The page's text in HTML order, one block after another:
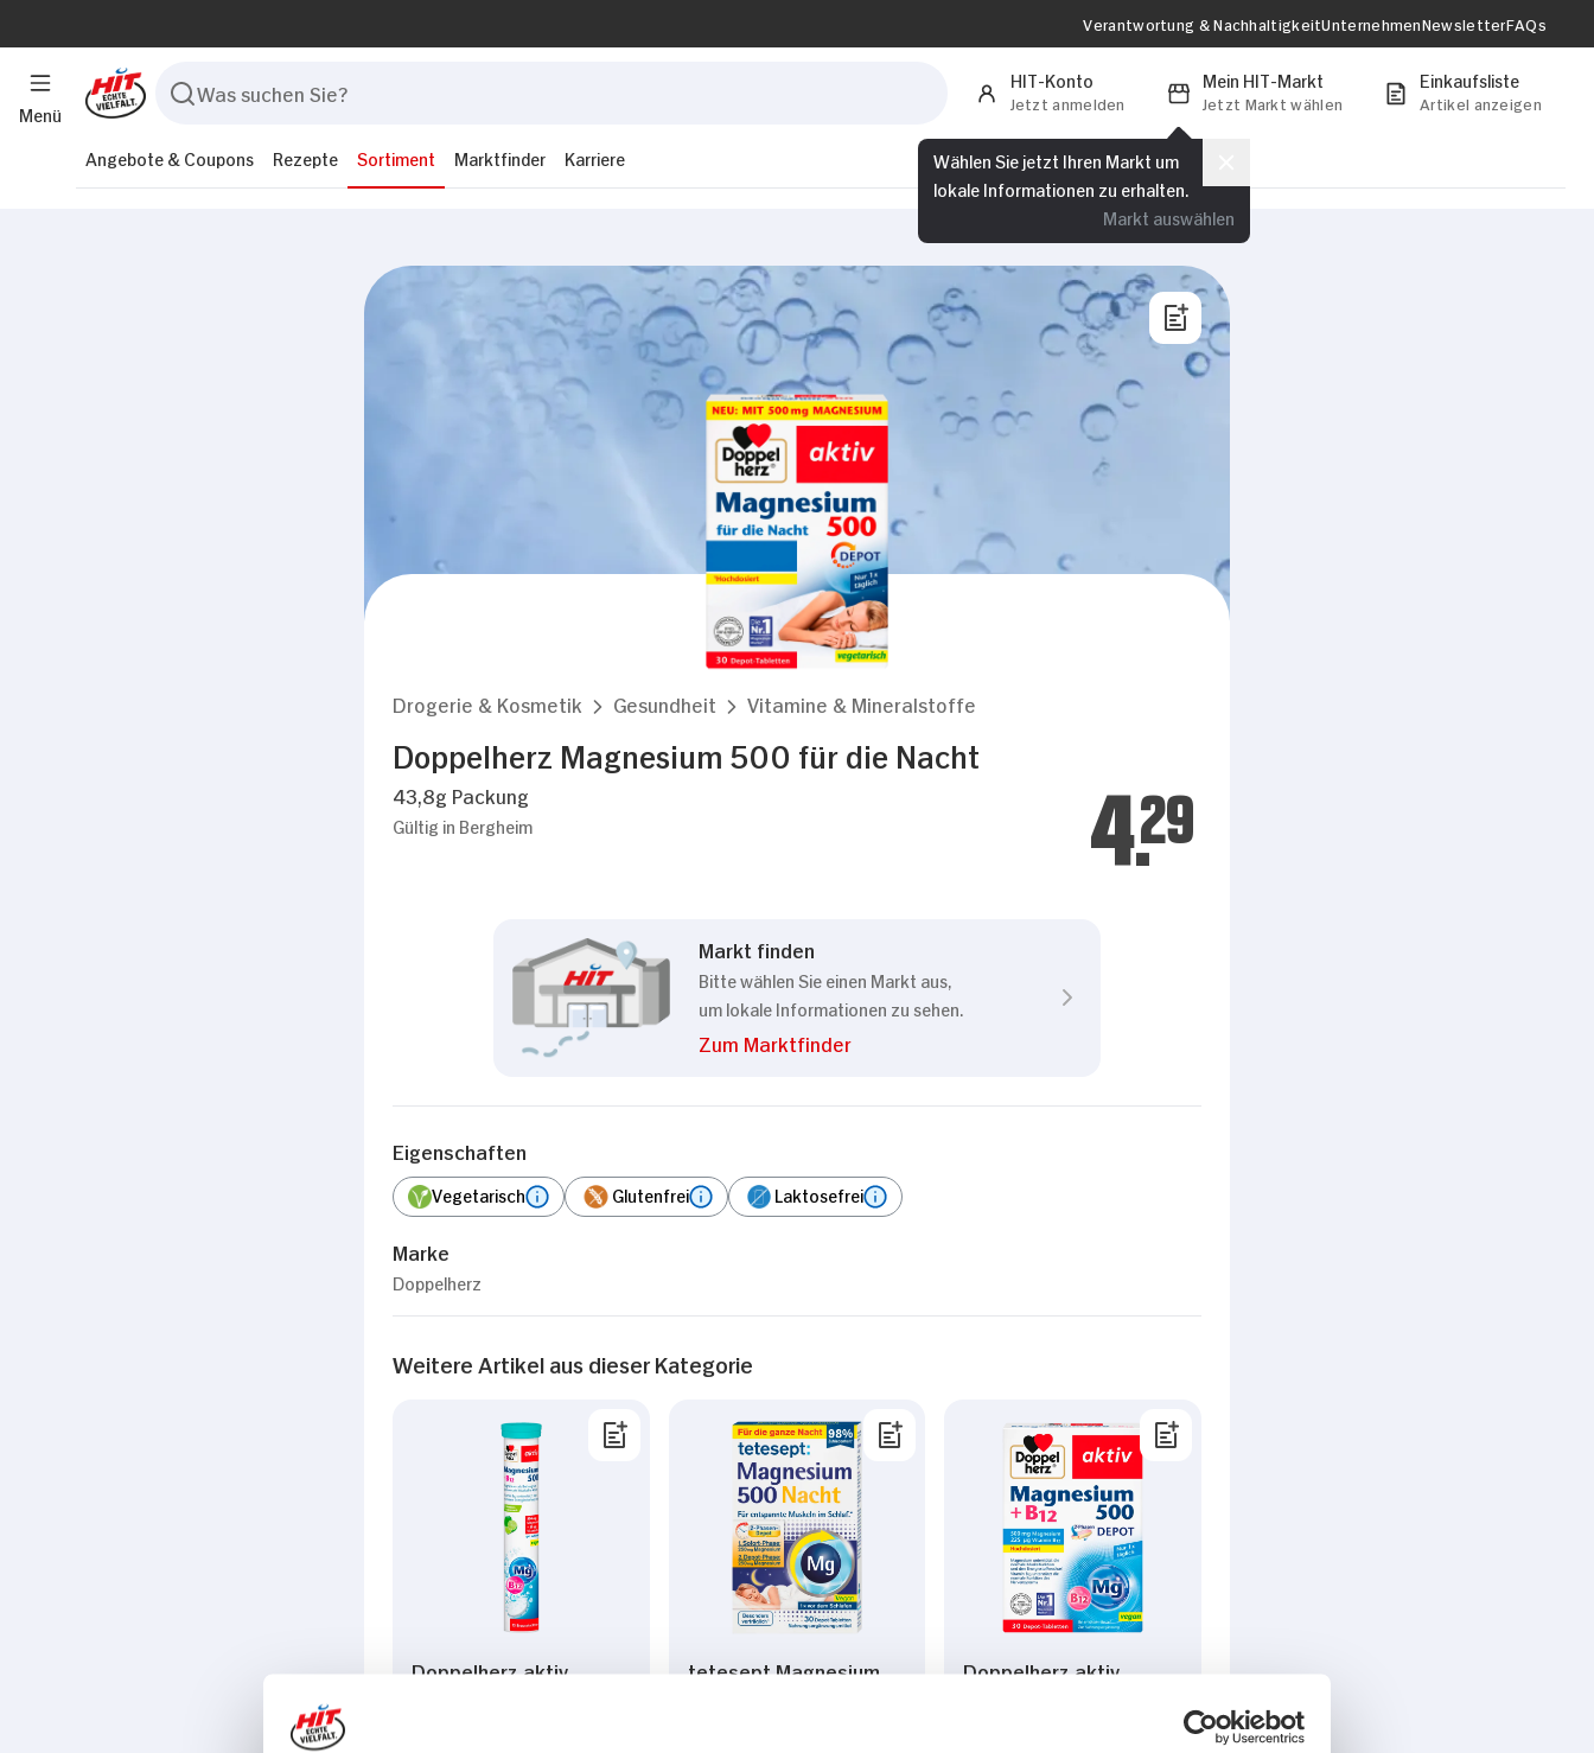
Menü
Verantwortung & NachhaltigkeitUnternehmenNewsletterFAQs
HIT-Konto
Jetzt anmelden
Mein HIT-Markt
Jetzt Markt wählen
Wählen Sie jetzt Ihren Markt um
lokale Informationen zu erhalten.
Markt auswählen
Einkaufsliste
Artikel anzeigen
Angebote & Coupons Rezepte Sortiment Marktfinder Karriere
Drogerie & Kosmetik Gesundheit Vitamine & Mineralstoffe
Doppelherz Magnesium 500 für die Nacht
43,8g Packung
Gültig in Bergheim 4.29
Markt finden
Bitte wählen Sie einen Markt aus,
um lokale Informationen zu sehen.
Zum Marktfinder
Eigenschaften
Vegetarisch Glutenfrei Laktosefrei
Marke
Doppelherz
Weitere Artikel aus dieser Kategorie
Doppelherz aktiv
tetesept Magnesium
Doppelherz aktiv